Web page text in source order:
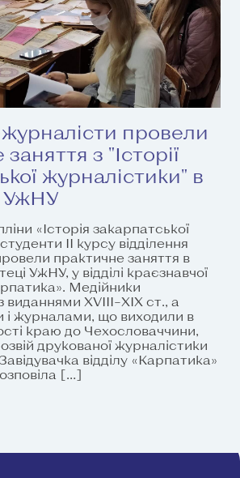
провели
з "Історії
журналістики" в
УжНУ
«Історія закарпатської
ІІ курсу відділення
практичне заняття в
УжНУ, у відділі краєзнавчої
Медійники
виданнями XVIII–XIX ст., а
і журналами, що виходили в
краю до Чехословаччини,
друкованої журналістики
відділу «Карпатика»
[…]